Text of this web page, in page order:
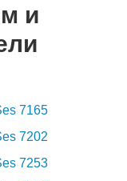
и
7165
7202
7253